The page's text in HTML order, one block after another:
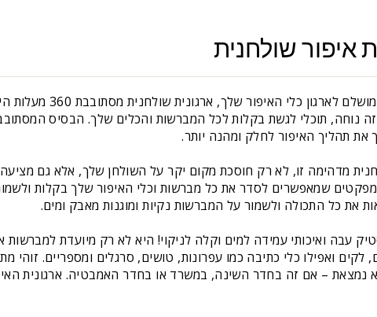
איפור שולחנית
אם את מחפשת פתרון
הזזה נוחה, תוכלי לגשת בקלות לכל המברשות והכלים שלך. הבסיס
תהליך האיפור לחלק ומהנה יותר.
מדהימה זו, לא רק חוסכת מקום יקר על השולחן שלך, אלא גם
שמאפשרים לסדר את כל מברשות וכלי האיפור שלך בקלות
את כל התכולה ולשמור על המברשות נקיות ומוגנות מאבק ומים.
עבה ואיכותי עמידה למים וקלה לניקוי! היא לא רק מיועדת למברשות
לקים ואפילו כלי כתיבה כמו עפרונות, טושים, סרגלים ומספריים.
נמצאת – אם זה בחדר השינה, במשרד או בחדר האמבטיה. ארגונית